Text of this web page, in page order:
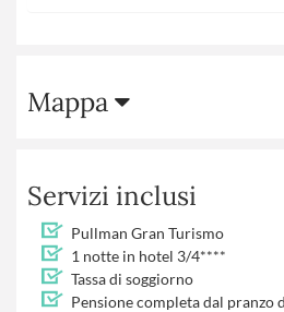
Mappa
Servizi inclusi
Pullman Gran Turismo
1 notte in hotel 3/4****
Tassa di soggiorno
Pensione completa dal pranzo